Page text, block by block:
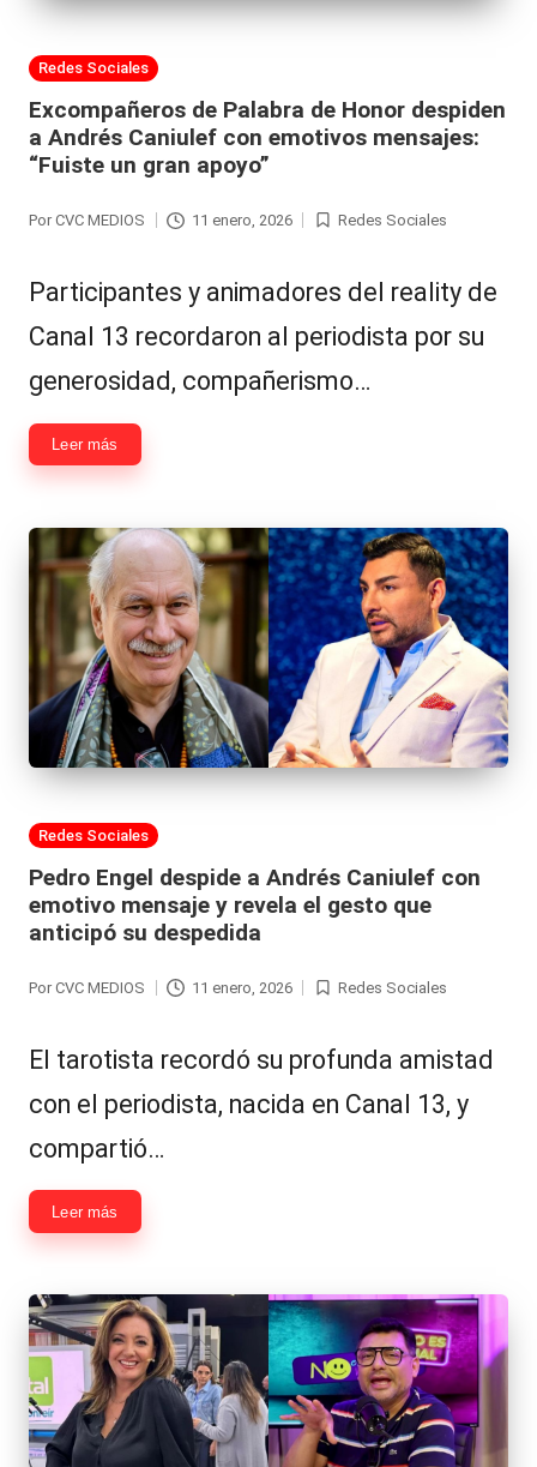
Publicada
Redes Sociales
Excompañeros de Palabra de Honor despiden
a Andrés Caniulef con emotivos mensajes:
“Fuiste un gran apoyo”
Por CVC MEDIOS 11 enero, 2026
Publicada
Redes Sociales
Participantes y animadores del reality de
Canal 13 recordaron al periodista por su
generosidad, compañerismo…
Leer más
Publicada
Redes Sociales
Pedro Engel despide a Andrés Caniulef con
emotivo mensaje y revela el gesto que
anticipó su despedida
Por CVC MEDIOS 11 enero, 2026
Publicada
Redes Sociales
El tarotista recordó su profunda amistad
con el periodista, nacida en Canal 13, y
compartió…
Leer más